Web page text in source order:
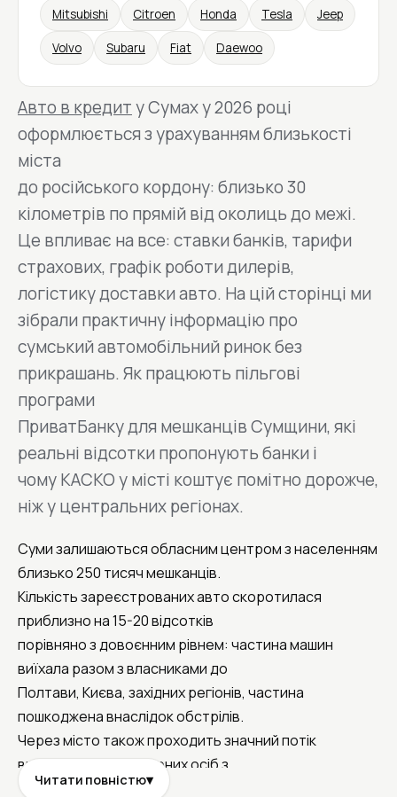
Mitsubishi Citroen Honda Tesla Jeep
Volvo Subaru Fiat Daewoo
Авто в кредиту Сумах у 2026 році
оформлюється з урахуванням близькості
міста
до російського кордону: близько 30
кілометрів по прямій від околиць до межі.
Це впливає на все: ставки банків, тарифи
страхових, графік роботи дилерів,
логістику доставки авто. На цій сторінці ми
зібрали практичну інформацію про
сумський автомобільний ринок без
прикрашань. Як працюють пільгові
програми
ПриватБанку для мешканців Сумщини, які
реальні відсотки пропонують банки і
чому КАСКО у місті коштує помітно дорожче,
ніж у центральних регіонах.
Суми залишаються обласним центром з населенням
близько 250 тисяч мешканців.
Кількість зареєстрованих авто скоротилася
приблизно на 15-20 відсотків
порівняно з довоєнним рівнем: частина машин
виїхала разом з власниками до
Полтави, Києва, західних регіонів, частина
пошкоджена внаслідок обстрілів.
Через місто також проходить значний потік
внутрішньо переміщених осіб з
Куп’янська, Вовчанська, Тростянця, Лебедина,
Читати повністю▾